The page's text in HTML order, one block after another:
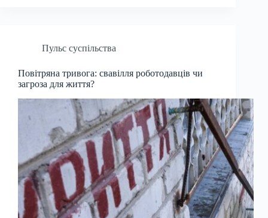
Пульс суспільства
Повітряна тривога: свавілля роботодавців чи
загроза для життя?